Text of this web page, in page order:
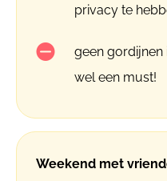
privacy te
geen gordijnen
wel een must!
Weekend met